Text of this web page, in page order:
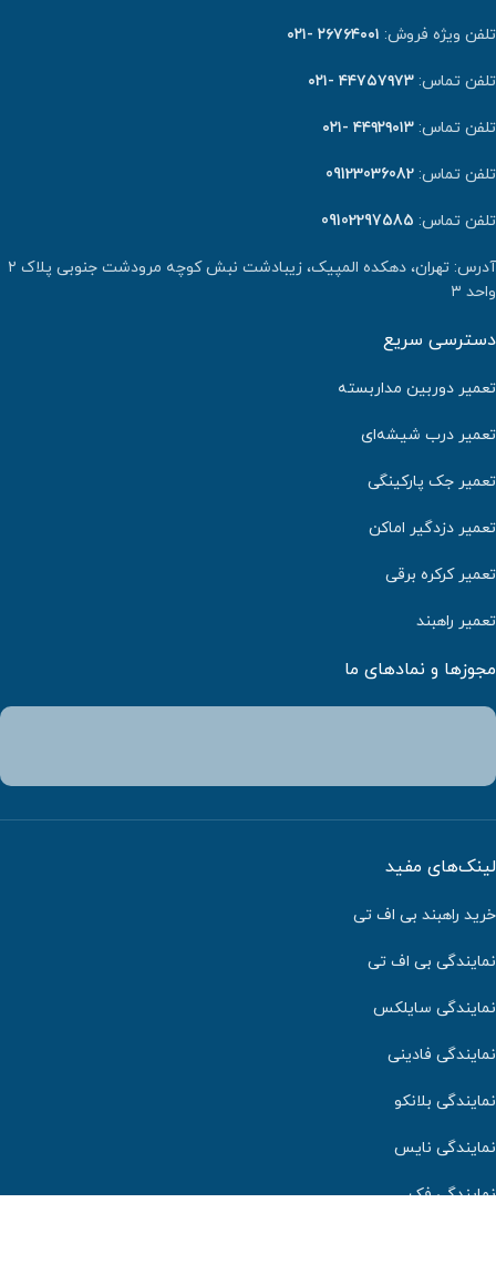
تلفن ویژه فروش: ٢٦٧٦٤٠٠١ -۰۲۱
تلفن تماس: ۴۴۷۵۷۹۷۳ -۰۲۱
تلفن تماس: ۴۴۹۲۹۰۱۳ -۰۲۱
تلفن تماس: 09123036082
تلفن تماس: 09102297585
آدرس: تهران، دهکده المپیک، زیبادشت نبش کوچه مرودشت جنوبی پلاک ۲
واحد ۳
دسترسی سریع
تعمیر دوربین مداربسته
تعمیر درب شیشه‌ای
تعمیر جک پارکینگی
تعمیر دزدگیر اماکن
تعمیر کرکره برقی
تعمیر راهبند
مجوزها و نمادهای ما
لینک‌های مفید
خرید راهبند بی اف تی
نمایندگی بی اف تی
نمایندگی سایلکس
نمایندگی فادینی
نمایندگی بلانکو
نمایندگی نایس
نمایندگی فک